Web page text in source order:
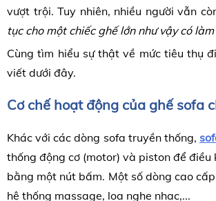
vượt trội. Tuy nhiên, nhiều người vẫn
tục cho một chiếc ghế lớn như vậy có
Cùng tìm hiểu sự thật về mức tiêu thụ
viết dưới đây.
Cơ chế hoạt động của ghế sofa
Khác với các dòng sofa truyền thống,
thống động cơ (motor) và piston để
bằng một nút bấm. Một số dòng cao
hệ thống massage, loa nghe nhạc,...